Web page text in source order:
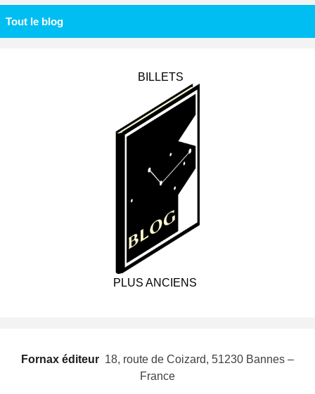
Tout le blog
BILLETS
PLUS ANCIENS
Fornax éditeur  18, route de Coizard, 51230 Bannes –
France